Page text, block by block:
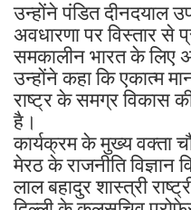
उन्होंने पंडित दीनदयाल
अवधारणा पर विस्तार से
समकालीन भारत के लिए
उन्होंने कहा कि एकात्म
राष्ट्र के समग्र विकास
है।
कार्यक्रम के मुख्य वक्ता
मेरठ के राजनीति विज्ञान
लाल बहादुर शास्त्री